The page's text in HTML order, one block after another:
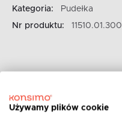
Kategoria:
Pudełka
Nr produktu:
11510.01.300
Używamy plików cookie